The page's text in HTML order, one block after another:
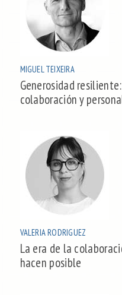
MIGUEL TEIXEIRA
Generosidad
colaboración y
VALERIA RODRIGUEZ
La era de la
hacen posible